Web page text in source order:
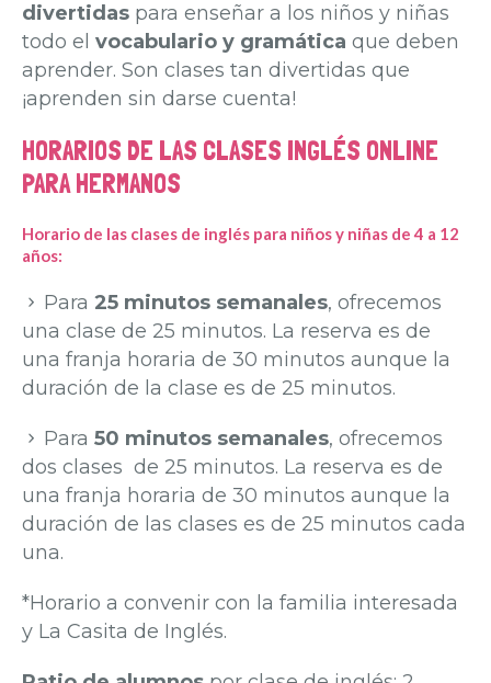
divertidas para enseñar a los niños y niñas
todo el vocabulario y gramática que deben
aprender. Son clases tan divertidas que
¡aprenden sin darse cuenta!
HORARIOS DE LAS CLASES INGLÉS ONLINE
PARA HERMANOS
Horario de las clases de inglés para niños y niñas de4 a 12
años:
Para 25 minutos semanales, ofrecemos
una clase de 25 minutos. La reserva es de
una franja horaria de 30 minutos aunque la
duración de la clase es de 25 minutos.
Para 50 minutos semanales, ofrecemos
dos clases de 25 minutos. La reserva es de
una franja horaria de 30 minutos aunque la
duración de las clases es de 25 minutos cada
una.
*Horario a convenir con la familia interesada
y La Casita de Inglés.